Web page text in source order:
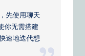
先使用聊天
你无需搭建
速地迭代想